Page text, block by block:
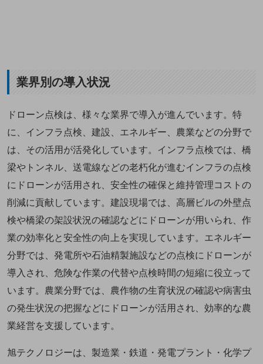
業界別の導入状況
ドローン点検は、様々な業界で導入が進んでいます。特
に、インフラ点検、建設、エネルギー、農業などの分野で
は、その活用が活発化しています。インフラ点検では、橋
梁やトンネル、送電線などの老朽化が進むインフラの点検
にドローンが活用され、安全性の確保と維持管理コストの
削減に貢献しています。建設現場では、高層ビルの外壁点
検や橋梁の架設状況の確認などにドローンが用いられ、作
業の効率化と安全性の向上を実現しています。エネルギー
分野では、発電所や石油精製施設などの点検にドローンが
導入され、危険な作業の代替や点検時間の短縮に役立って
います。農業分野では、農作物の生育状況の確認や病害虫
の発生状況の把握などにドローンが活用され、効率的な農
業経営を支援しています。
旭テクノロジーは、製造業・鉄道・発電プラント・化学プ